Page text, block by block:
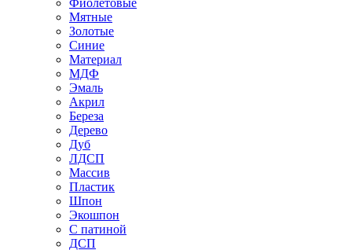
Фиолетовые
Мятные
Золотые
Синие
Материал
МДФ
Эмаль
Акрил
Береза
Дерево
Дуб
ЛДСП
Массив
Пластик
Шпон
Экошпон
С патиной
ДСП